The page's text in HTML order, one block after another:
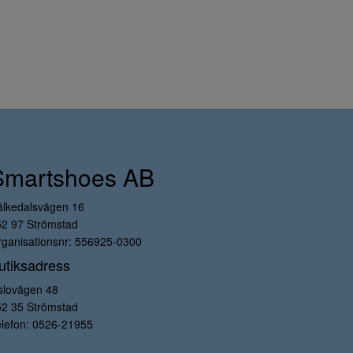
AB
16
97 Strömstad
556925-0300
48
35 Strömstad
0526-21955